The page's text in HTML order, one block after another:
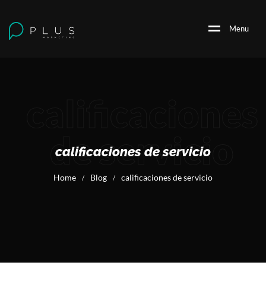
Menu
de servicio
calificaciones de servicio
Home / Blog / calificaciones de servicio